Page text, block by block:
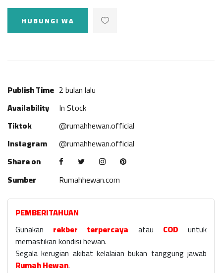
HUBUNGI WA
Publish Time 2 bulan lalu
Availability
In Stock
Tiktok
@rumahhewan.official
Instagram
@rumahhewan.official
Share on
Sumber
Rumahhewan.com
PEMBERITAHUAN
Gunakan rekber terpercaya atau COD untuk
memastikan kondisi hewan.
Segala kerugian akibat kelalaian bukan tanggung jawab
Rumah Hewan.